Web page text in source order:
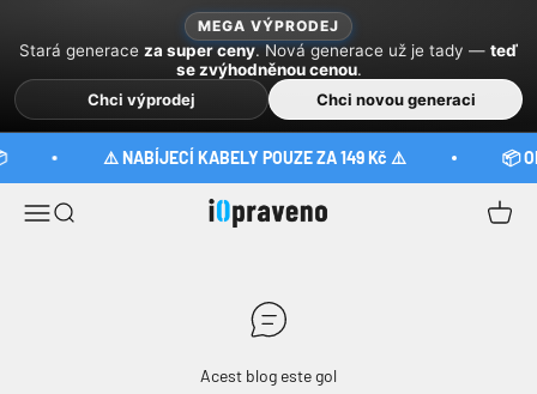
MEGA VÝPRODEJ
Stará generace za super ceny. Nová generace už je tady — teď
se zvýhodněnou cenou.
Chci výprodej
Chci novou generaci
⚠️ NABÍJECÍ KABELY POUZE ZA 149 Kč ⚠️ 📦
MeniuCăutare iOpraveno Coș
Acest blog este gol